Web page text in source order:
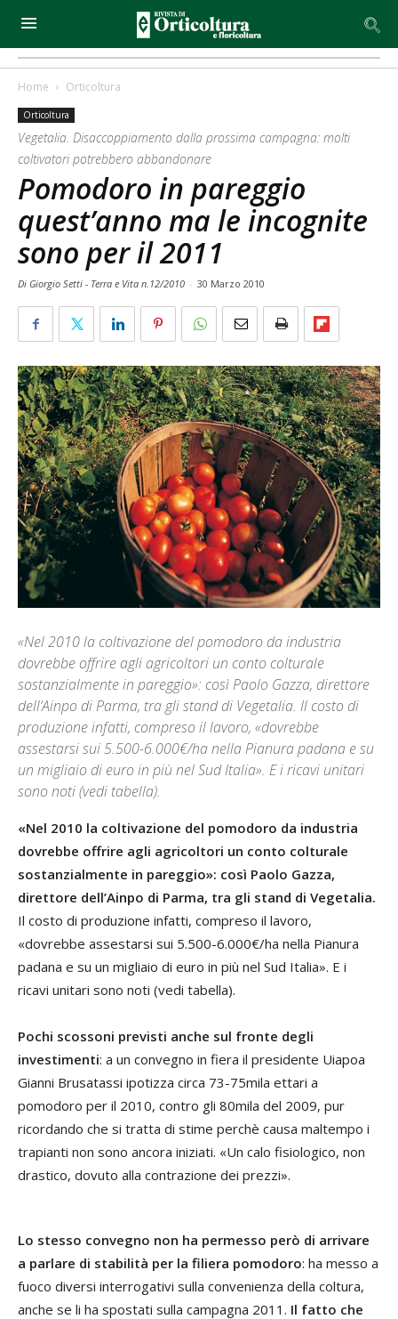
Home Orticoltura
Orticoltura
Vegetalia. Disaccoppiamento dalla prossima campagna: molti
coltivatori potrebbero abbandonare
Pomodoro in pareggio
quest’anno ma le incognite
sono per il 2011
Di Giorgio Setti - Terra e Vita n.12/2010 - 30 Marzo 2010
«Nel 2010 la coltivazione del pomodoro da industria
dovrebbe offrire agli agricoltori un conto colturale
sostanzialmente in pareggio»: così Paolo Gazza, direttore
dell’Ainpo di Parma, tra gli stand di Vegetalia. Il costo di
produzione infatti, compreso il lavoro, «dovrebbe
assestarsi sui 5.500-6.000€/ha nella Pianura padana e su
un migliaio di euro in più nel Sud Italia». E i ricavi unitari
sono noti (vedi tabella).
«Nel 2010 la coltivazione del pomodoro da industria
dovrebbe offrire agli agricoltori un conto colturale
sostanzialmente in pareggio»: così Paolo Gazza,
direttore dell’Ainpo di Parma, tra gli stand di Vegetalia.
Il costo di produzione infatti, compreso il lavoro,
«dovrebbe assestarsi sui 5.500-6.000€/ha nella Pianura
padana e su un migliaio di euro in più nel Sud Italia». E i
ricavi unitari sono noti (vedi tabella).
Pochi scossoni previsti anche sul fronte degli
investimenti: a un convegno in fiera il presidente Uiapoa
Gianni Brusatassi ipotizza circa 73-75mila ettari a
pomodoro per il 2010, contro gli 80mila del 2009, pur
ricordando che si tratta di stime perchè causa maltempo i
trapianti non sono ancora iniziati. «Un calo fisiologico, non
drastico, dovuto alla contrazione dei prezzi».
Lo stesso convegno non ha permesso però di arrivare
a parlare di stabilità per la filiera pomodoro: ha messo a
fuoco diversi interrogativi sulla convenienza della coltura,
anche se li ha spostati sulla campagna 2011. Il fatto che